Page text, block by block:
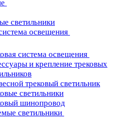
светильники
освещения
система освещения
и крепление трековых
трековый светильник
светильники
шинопровод
светильники